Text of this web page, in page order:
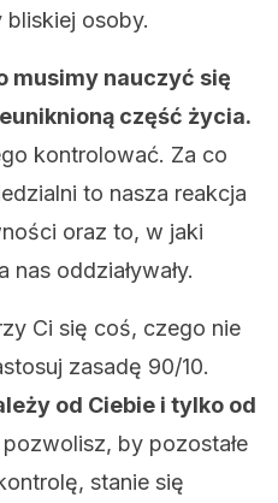
osoby.
musimy nauczyć się
część życia.
kontrolować. Za co
to nasza reakcja
oraz to, w jaki
oddziaływały.
Ci się coś, czego nie
zasadę 90/10.
od Ciebie i tylko od
by pozostałe
stanie się